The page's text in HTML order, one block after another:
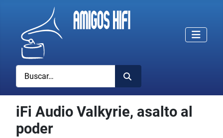
Buscar
iFi Audio Valkyrie, asalto al
poder